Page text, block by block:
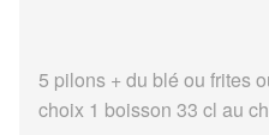
5 pilons + du blé ou frites
choix 1 boisson 33 cl au